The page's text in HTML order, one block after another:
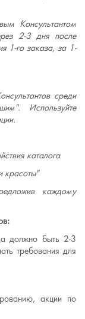
Консультантом
2-3 дня после
1-го заказа, за 1-
среди
Используйте
каталога
красоты"
каждому
должно быть 2-3
требования для
акции по